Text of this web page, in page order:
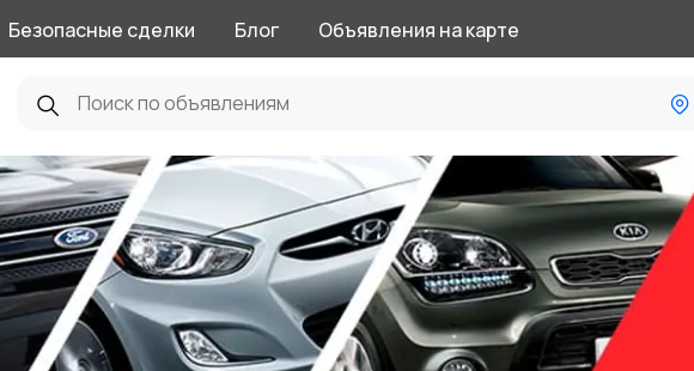
Безопасные сделки Блог Объявления на карте